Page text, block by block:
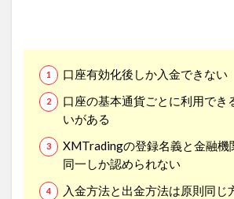
口座有効化後しか入金できない
口座の基本通貨ごとに利用でき
いがある
XMTradingの登録名義と金融機
同一しか認められない
入金方法と出金方法は原則同じ